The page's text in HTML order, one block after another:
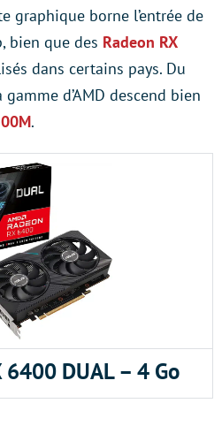
graphique borne l’entrée de
bien que des Radeon RX
dans certains pays. Du
d’AMD descend bien
.
6400 DUAL – 4 Go